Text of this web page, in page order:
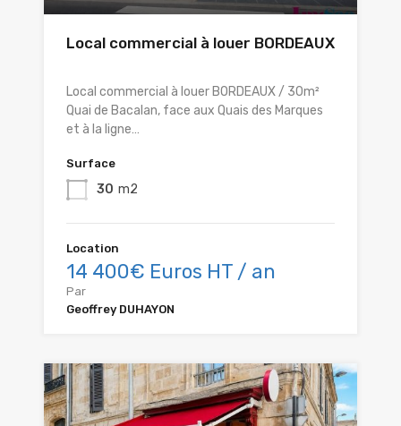
Local commercial à louer BORDEAUX
Local commercial à louer BORDEAUX / 30m²
Quai de Bacalan, face aux Quais des Marques
et à la ligne…
Surface
30 m2
Location
14 400€ Euros HT / an
Par
Geoffrey DUHAYON